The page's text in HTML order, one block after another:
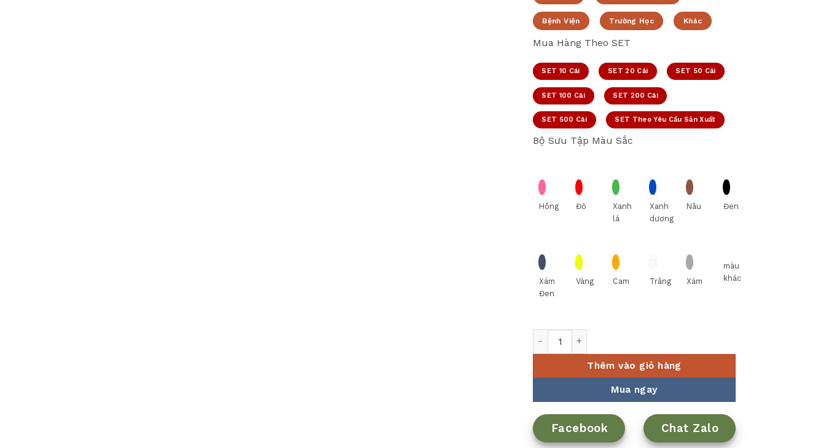
Bệnh Viện Trường Học Khác
Mua Hàng Theo SET
SET 10 Cái SET 20 Cái SET 50 Cái
SET 100 Cái SET 200 Cái
SET 500 Cái SET Theo Yêu Cầu Sản Xuất
Bộ Sưu Tập Màu Sắc
Hồng Đỏ
Xanh
lá
Xanh
dương
Nâu Đen
Xám
Đen
Vàng Cam Trắng Xám
màu
khác
Thêm vào giỏ hàng
Mua ngay
Facebook Chat Zalo